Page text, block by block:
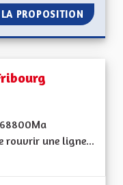
PROPOSITION POUR
rouvrir une ligne...
Les services publics en